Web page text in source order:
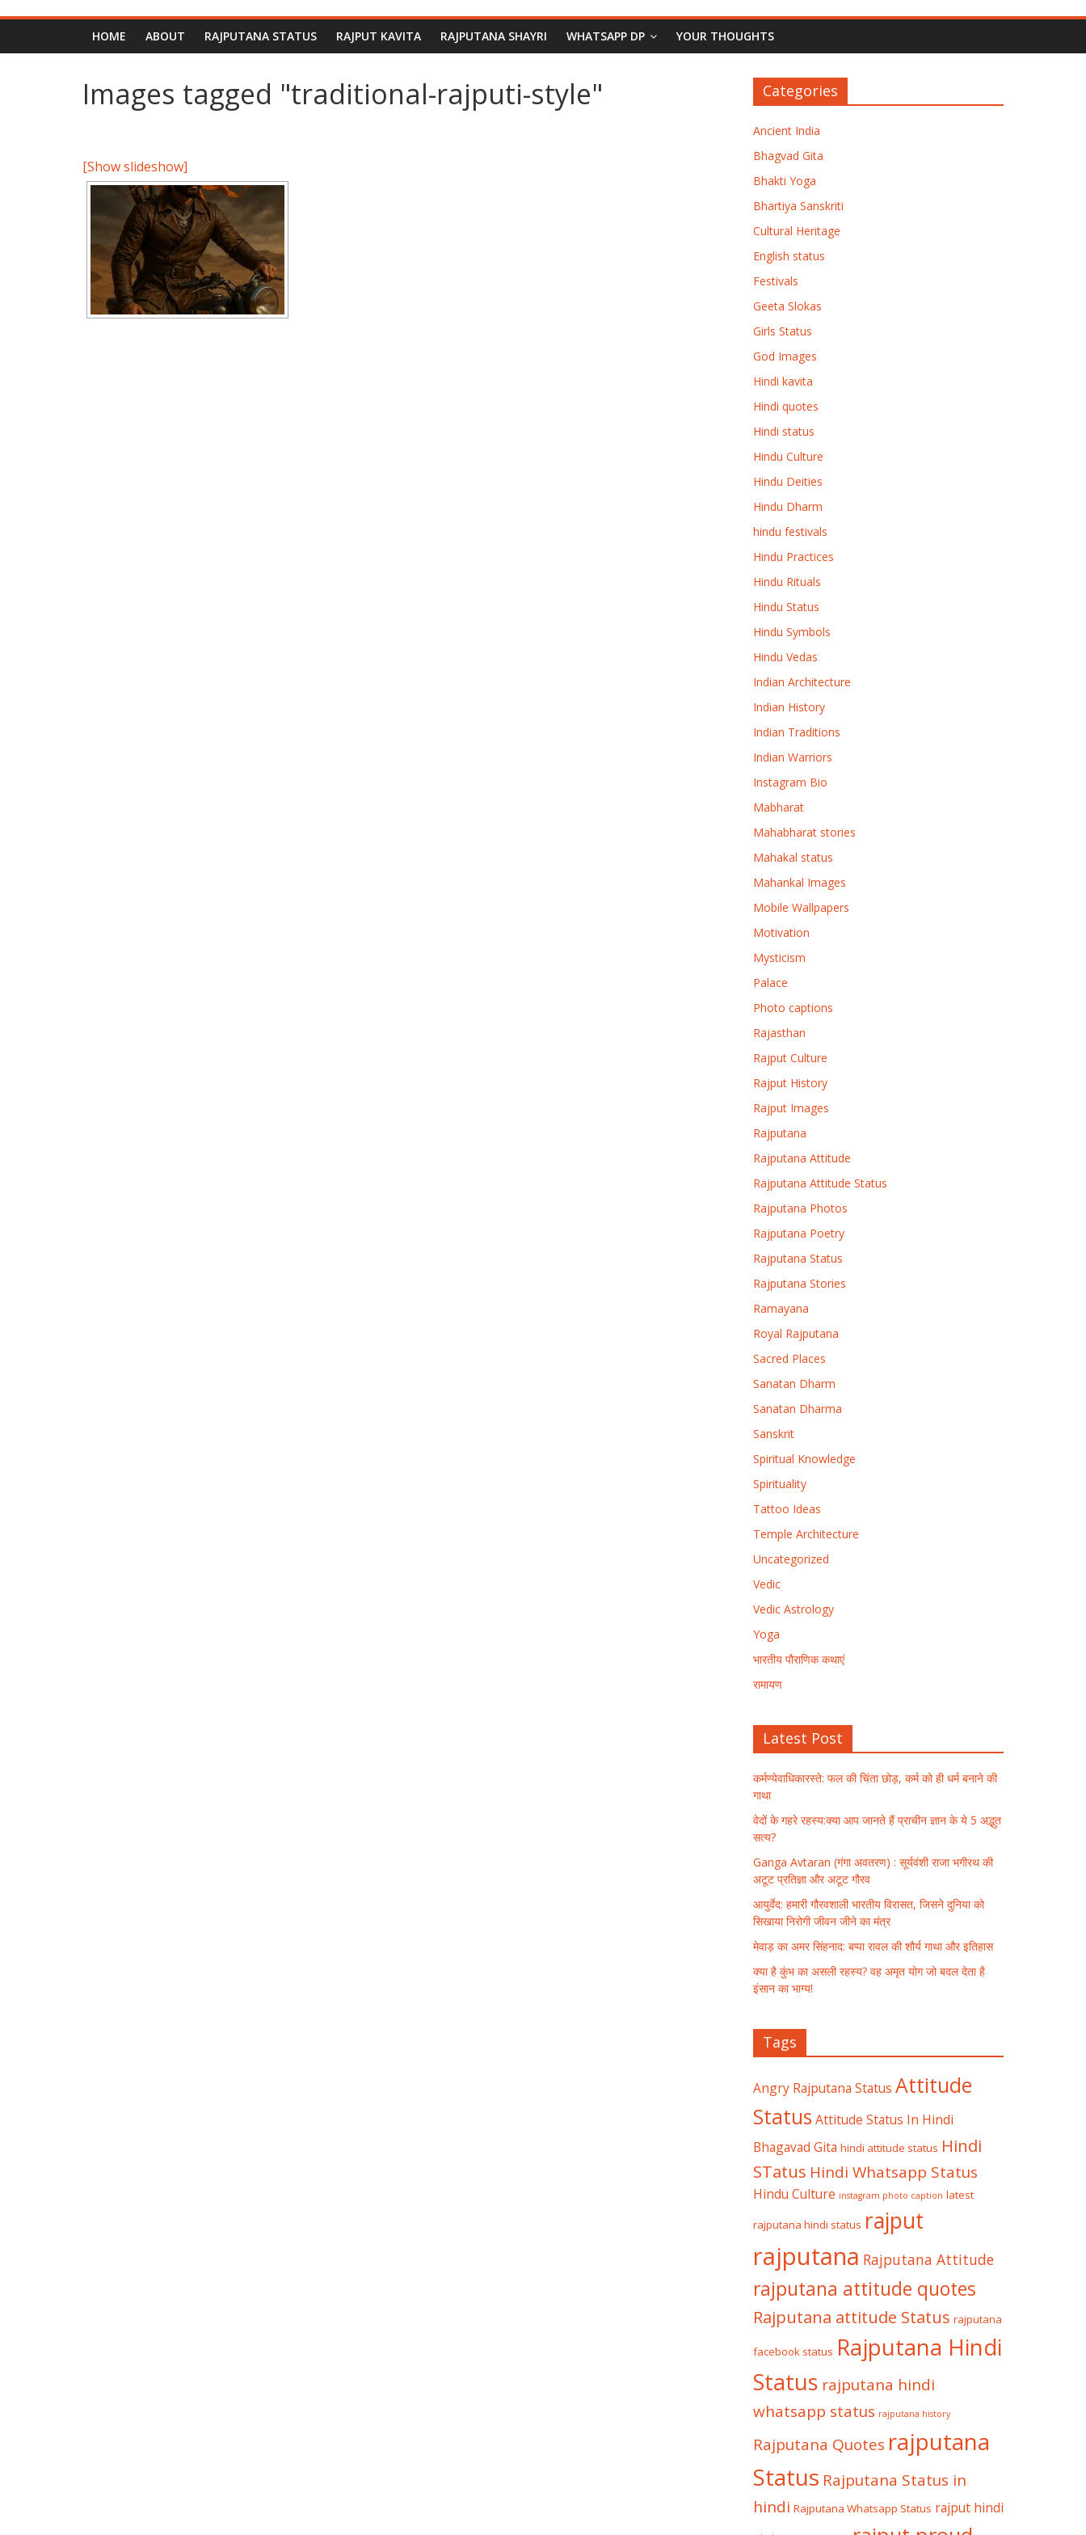
HOME ABOUT RAJPUTANA STATUS RAJPUT KAVITA RAJPUTANA SHAYRI WHATSAPP DP YOUR THOUGHTS
Images tagged "traditional-rajputi-style"
[Show slideshow]
Categories
Ancient India
Bhagvad Gita
Bhakti Yoga
Bhartiya Sanskriti
Cultural Heritage
English status
Festivals
Geeta Slokas
Girls Status
God Images
Hindi kavita
Hindi quotes
Hindi status
Hindu Culture
Hindu Deities
Hindu Dharm
hindu festivals
Hindu Practices
Hindu Rituals
Hindu Status
Hindu Symbols
Hindu Vedas
Indian Architecture
Indian History
Indian Traditions
Indian Warriors
Instagram Bio
Mabharat
Mahabharat stories
Mahakal status
Mahankal Images
Mobile Wallpapers
Motivation
Mysticism
Palace
Photo captions
Rajasthan
Rajput Culture
Rajput History
Rajput Images
Rajputana
Rajputana Attitude
Rajputana Attitude Status
Rajputana Photos
Rajputana Poetry
Rajputana Status
Rajputana Stories
Ramayana
Royal Rajputana
Sacred Places
Sanatan Dharm
Sanatan Dharma
Sanskrit
Spiritual Knowledge
Spirituality
Tattoo Ideas
Temple Architecture
Uncategorized
Vedic
Vedic Astrology
Yoga
भारतीय पौराणिक कथाएं
रामायण
Latest Post
कर्मण्येवाधिकारस्ते: फल की चिंता छोड़, कर्म को ही धर्म बनाने की
गाथा
वेदों के गहरे रहस्य:क्या आप जानते हैं प्राचीन ज्ञान के ये 5 अद्भुत
सत्य?
Ganga Avtaran (गंगा अवतरण) : सूर्यवंशी राजा भगीरथ की
अटूट प्रतिज्ञा और अटूट गौरव
आयुर्वेद: हमारी गौरवशाली भारतीय विरासत, जिसने दुनिया को
सिखाया निरोगी जीवन जीने का मंत्र
मेवाड़ का अमर सिंहनाद: बप्पा रावल की शौर्य गाथा और इतिहास
क्या है कुंभ का असली रहस्य? वह अमृत योग जो बदल देता है
इंसान का भाग्य!
Tags
Angry Rajputana Status Attitude
Status Attitude Status In Hindi
Bhagavad Gita hindi attitude status Hindi
STatus Hindi Whatsapp Status
Hindu Culture instagram photo caption latest
rajputana hindi status rajput
rajputana Rajputana Attitude
rajputana attitude quotes
Rajputana attitude Status rajputana
facebook status Rajputana Hindi
Status rajputana hindi
whatsapp status rajputana history
Rajputana Quotes rajputana
Status Rajputana Status in
hindi Rajputana Whatsapp Status rajput hindi